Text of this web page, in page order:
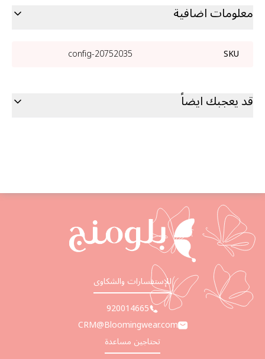
معلومات اضافية
SKU
20752035-config
قد يعجبك ايضاً
للإستفسارات والشكاوى
920014665
CRM@Bloomingwear.com
تحتاجين مساعدة